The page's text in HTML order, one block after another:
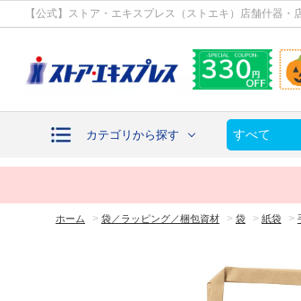
【公式】ストア・エキスプレス（ストエキ）店舗什器
カテゴリから探す すべて
ホーム > 袋／ラッピング／梱包資材 > 袋 > 紙袋 >